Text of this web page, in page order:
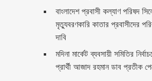
বাংলাদেশ প্রবাসী কল্যাণ পরিষদ
মৃত্যুবরণকারি কাতার প্রবাসীদের
দাবি
মদিনা মার্কেট ব্যবসায়ী সমিতির
প্রার্থী আজাদ রহমান ডাব প্রতীক